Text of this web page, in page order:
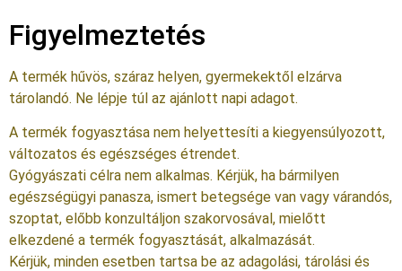
Figyelmeztetés
A termék hűvös, száraz helyen, gyermekektől elzárva
tárolandó. Ne lépje túl az ajánlott napi adagot.
A termék fogyasztása nem helyettesíti a kiegyensúlyozott,
változatos és egészséges étrendet.
Gyógyászati célra nem alkalmas. Kérjük, ha bármilyen
egészségügyi panasza, ismert betegsége van vagy várandós,
szoptat, előbb konzultáljon szakorvosával, mielőtt
elkezdené a termék fogyasztását, alkalmazását.
Kérjük, minden esetben tartsa be az adagolási, tárolási és